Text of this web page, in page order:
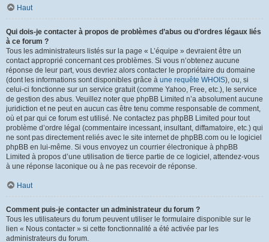
Haut
Qui dois-je contacter à propos de problèmes d’abus ou d’ordres légaux liés
à ce forum ?
Tous les administrateurs listés sur la page « L’équipe » devraient être un
contact approprié concernant ces problèmes. Si vous n’obtenez aucune
réponse de leur part, vous devriez alors contacter le propriétaire du domaine
(dont les informations sont disponibles grâce à une requête WHOIS), ou, si
celui-ci fonctionne sur un service gratuit (comme Yahoo, Free, etc.), le service
de gestion des abus. Veuillez noter que phpBB Limited n’a absolument aucune
juridiction et ne peut en aucun cas être tenu comme responsable de comment,
où et par qui ce forum est utilisé. Ne contactez pas phpBB Limited pour tout
problème d’ordre légal (commentaire incessant, insultant, diffamatoire, etc.) qui
ne sont pas directement reliés avec le site internet de phpBB.com ou le logiciel
phpBB en lui-même. Si vous envoyez un courrier électronique à phpBB
Limited à propos d’une utilisation de tierce partie de ce logiciel, attendez-vous
à une réponse laconique ou à ne pas recevoir de réponse.
Haut
Comment puis-je contacter un administrateur du forum ?
Tous les utilisateurs du forum peuvent utiliser le formulaire disponible sur le
lien « Nous contacter » si cette fonctionnalité a été activée par les
administrateurs du forum.